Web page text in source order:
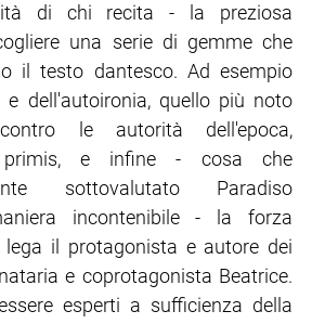
di chi recita - la preziosa
una serie di gemme che
il testo dantesco. Ad esempio
e dell'autoironia, quello più noto
le autorità dell'epoca,
primis, e infine - cosa che
sottovalutato Paradiso
incontenibile - la forza
lega il protagonista e autore dei
e coprotagonista Beatrice.
esperti a sufficienza della